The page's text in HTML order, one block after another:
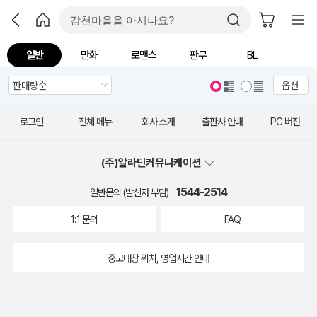
일반 만화 로맨스 판무 BL
옵션
로그인 전체 메뉴 회사 소개 출판사 안내 PC 버전
(주)알라딘커뮤니케이션
일반문의 (발신자 부담) 1544-2514
1:1 문의 FAQ
중고매장 위치, 영업시간 안내